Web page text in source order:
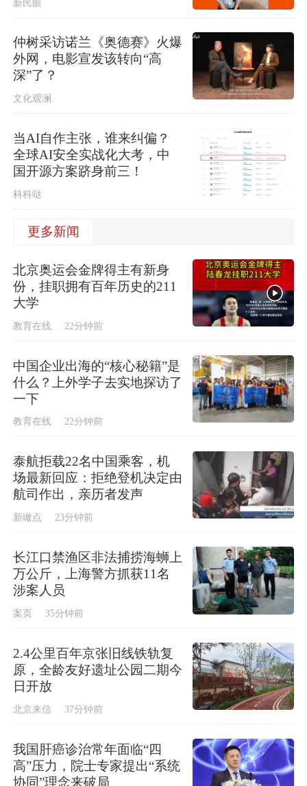
新民眼
仲树采访诺兰《奥德赛》火爆
外网，电影宣发该转向“高
深”了？
文化观澜
当AI自作主张，谁来纠偏？
全球AI安全实战化大考，中
国开源方案跻身前三！
科科哒
更多新闻
北京奥运会金牌得主有新身
份，挂职拥有百年历史的211
大学
教育在线 22分钟前
中国企业出海的“核心秘籍”是
什么？上外学子去实地探访了
一下
教育在线 22分钟前
泰航拒载22名中国乘客，机
场最新回应：拒绝登机决定由
航司作出，亲历者发声
新瞰点 23分钟前
长江口禁渔区非法捕捞海蛳上
万公斤，上海警方抓获11名
涉案人员
案页 35分钟前
2.4公里百年京张旧线铁轨复
原，全龄友好遗址公园二期今
日开放
北京来信 37分钟前
我国肝癌诊治常年面临“四
高”压力，院士专家提出“系统
协同”理念来破局